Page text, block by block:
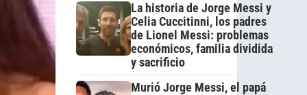
La historia de Jorge Messi y
Celia Cuccitinni, los padres
de Lionel Messi: problemas
económicos, familia dividida
y sacrificio
Murió Jorge Messi, el papá